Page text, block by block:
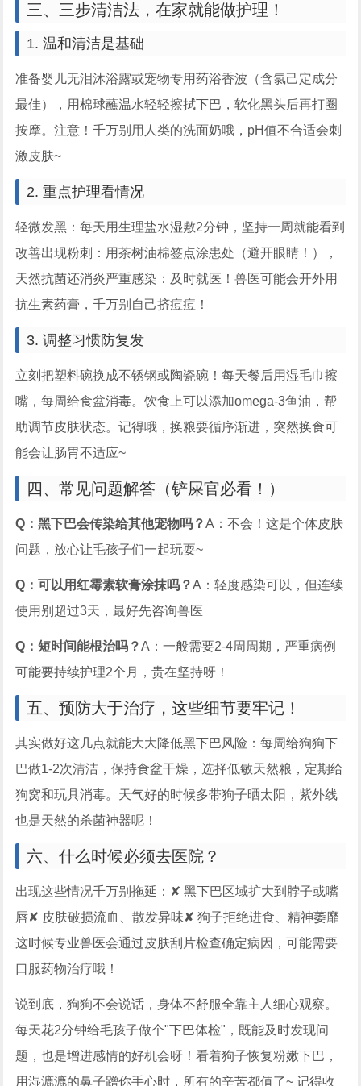
三、三步清洁法，在家就能做护理！
1. 温和清洁是基础
准备婴儿无泪沐浴露或宠物专用药浴香波（含氯己定成分
最佳），用棉球蘸温水轻轻擦拭下巴，软化黑头后再打圈
按摩。注意！千万别用人类的洗面奶哦，pH值不合适会刺
激皮肤~
2. 重点护理看情况
轻微发黑：每天用生理盐水湿敷2分钟，坚持一周就能看到
改善出现粉刺：用茶树油棉签点涂患处（避开眼睛！），
天然抗菌还消炎严重感染：及时就医！兽医可能会开外用
抗生素药膏，千万别自己挤痘痘！
3. 调整习惯防复发
立刻把塑料碗换成不锈钢或陶瓷碗！每天餐后用湿毛巾擦
嘴，每周给食盆消毒。饮食上可以添加omega-3鱼油，帮
助调节皮肤状态。记得哦，换粮要循序渐进，突然换食可
能会让肠胃不适应~
四、常见问题解答（铲屎官必看！）
Q：黑下巴会传染给其他宠物吗？A：不会！这是个体皮肤
问题，放心让毛孩子们一起玩耍~
Q：可以用红霉素软膏涂抹吗？A：轻度感染可以，但连续
使用别超过3天，最好先咨询兽医
Q：短时间能根治吗？A：一般需要2-4周周期，严重病例
可能要持续护理2个月，贵在坚持呀！
五、预防大于治疗，这些细节要牢记！
其实做好这几点就能大大降低黑下巴风险：每周给狗狗下
巴做1-2次清洁，保持食盆干燥，选择低敏天然粮，定期给
狗窝和玩具消毒。天气好的时候多带狗子晒太阳，紫外线
也是天然的杀菌神器呢！
六、什么时候必须去医院？
出现这些情况千万别拖延：✘ 黑下巴区域扩大到脖子或嘴
唇✘ 皮肤破损流血、散发异味✘ 狗子拒绝进食、精神萎靡
这时候专业兽医会通过皮肤刮片检查确定病因，可能需要
口服药物治疗哦！
说到底，狗狗不会说话，身体不舒服全靠主人细心观察。
每天花2分钟给毛孩子做个"下巴体检"，既能及时发现问
题，也是增进感情的好机会呀！看着狗子恢复粉嫩下巴，
用湿漉漉的鼻子蹭你手心时，所有的辛苦都值了~ 记得收